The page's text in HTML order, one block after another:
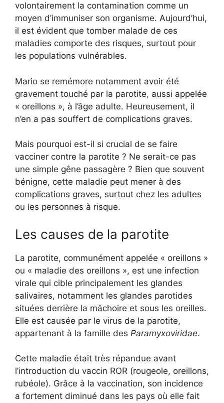
volontairement la contamination comme un
moyen d’immuniser son organisme. Aujourd’hui,
il est évident que tomber malade de ces
maladies comporte des risques, surtout pour
les populations vulnérables.
Mario se remémore notamment avoir été
gravement touché par la parotite, aussi appelée
« oreillons », à l’âge adulte. Heureusement, il
n’en a pas souffert de complications graves.
Mais pourquoi est-il si crucial de se faire
vacciner contre la parotite ? Ne serait-ce pas
une simple gêne passagère ? Bien que souvent
bénigne, cette maladie peut mener à des
complications graves, surtout chez les adultes
ou les personnes à risque.
Les causes de la parotite
La parotite, communément appelée « oreillons »
ou « maladie des oreillons », est une infection
virale qui cible principalement les glandes
salivaires, notamment les glandes parotides
situées derrière la mâchoire et sous les oreilles.
Elle est causée par le virus de la parotite,
appartenant à la famille des Paramyxoviridae.
Cette maladie était très répandue avant
l’introduction du vaccin ROR (rougeole, oreillons,
rubéole). Grâce à la vaccination, son incidence
a fortement diminué dans les pays où elle fait